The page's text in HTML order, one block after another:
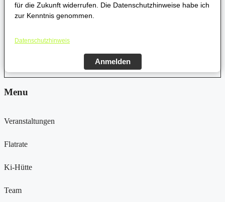
für die Zukunft widerrufen. Die Datenschutzhinweise habe ich
zur Kenntnis genommen.
Datenschutzhinweis
Anmelden
Menu
Veranstaltungen
Flatrate
Ki-Hütte
Team